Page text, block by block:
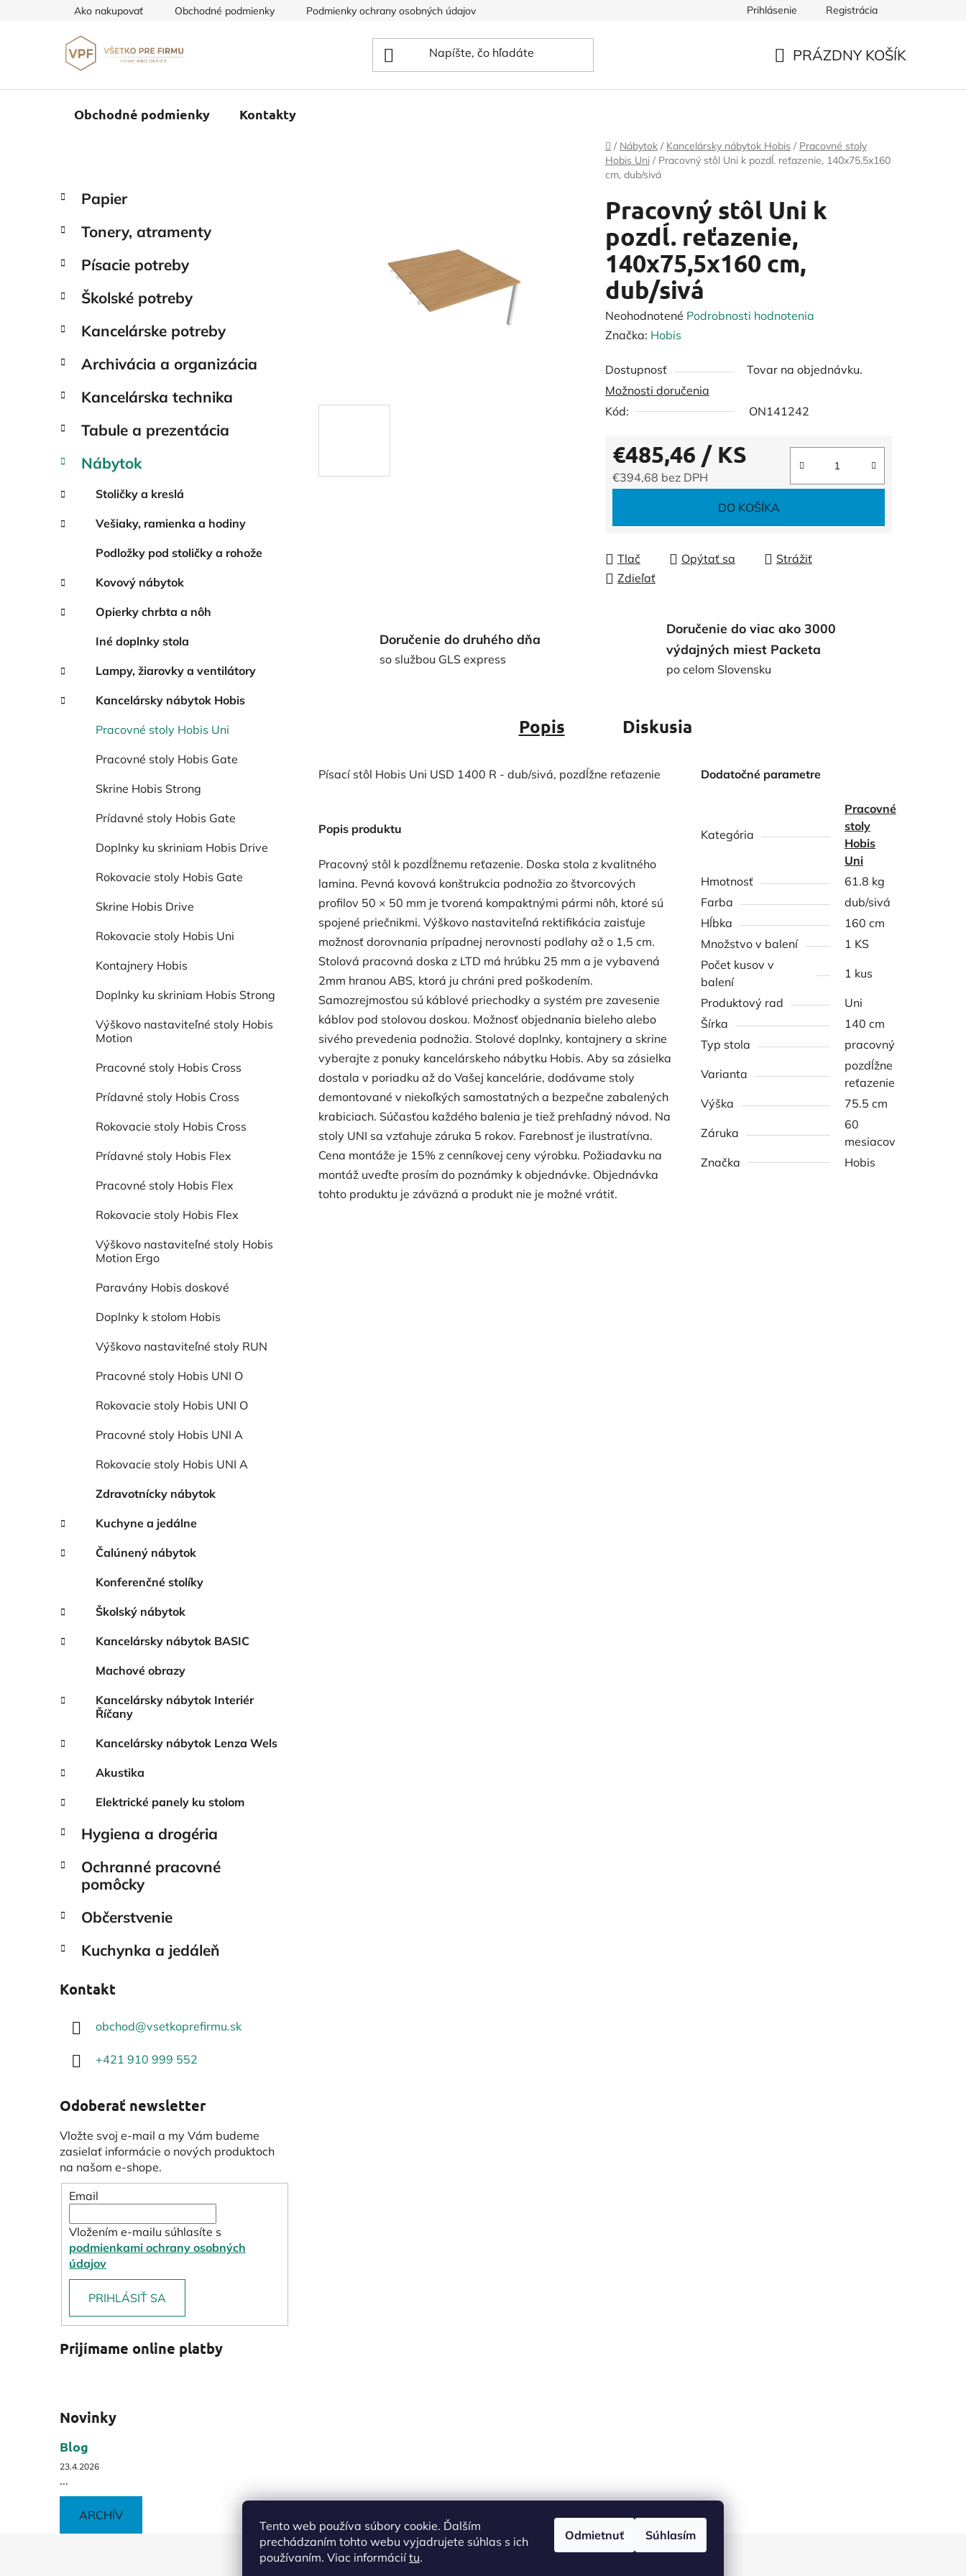
Tento web používa súbory cookie. Ďalším
prechádzaním tohto webu vyjadrujete súhlas s ich
používaním. Viac informáciítu.
Odmietnuť Súhlasím
Ako nakupovať Obchodné podmienky Podmienky ochrany osobných údajov Prihlásenie Registrácia
PRÁZDNY KOŠÍK
Obchodné podmienky Kontakty
Domov
/ Nábytok / Kancelársky nábytok Hobis / Pracovné stoly
Hobis Uni / Pracovný stôl Uni k pozdĺ. reťazenie, 140x75,5x160
cm, dub/sivá
B
č
ý
a
n
e
l
kategórie
K
a
e
ó
i
Papier
Tonery, atramenty
Písacie potreby
Školské potreby
Kancelárske potreby
Archivácia a organizácia
Kancelárska technika
Tabule a prezentácia
Nábytok
Stoličky a kreslá
Vešiaky, ramienka a hodiny
Podložky pod stoličky a rohože
Kovový nábytok
Opierky chrbta a nôh
Iné doplnky stola
Lampy, žiarovky a ventilátory
Kancelársky nábytok Hobis
Pracovné stoly Hobis Uni
Pracovné stoly Hobis Gate
Skrine Hobis Strong
Prídavné stoly Hobis Gate
Doplnky ku skriniam Hobis Drive
Rokovacie stoly Hobis Gate
Skrine Hobis Drive
Rokovacie stoly Hobis Uni
Kontajnery Hobis
Doplnky ku skriniam Hobis Strong
Výškovo nastaviteľné stoly Hobis
Motion
Pracovné stoly Hobis Cross
Prídavné stoly Hobis Cross
Rokovacie stoly Hobis Cross
Prídavné stoly Hobis Flex
Pracovné stoly Hobis Flex
Rokovacie stoly Hobis Flex
Výškovo nastaviteľné stoly Hobis
Motion Ergo
Paravány Hobis doskové
Doplnky k stolom Hobis
Výškovo nastaviteľné stoly RUN
Pracovné stoly Hobis UNI O
Rokovacie stoly Hobis UNI O
Pracovné stoly Hobis UNI A
Rokovacie stoly Hobis UNI A
Zdravotnícky nábytok
Kuchyne a jedálne
Čalúnený nábytok
Konferenčné stolíky
Školský nábytok
Kancelársky nábytok BASIC
Machové obrazy
Kancelársky nábytok Interiér
Říčany
Kancelársky nábytok Lenza Wels
Akustika
Elektrické panely ku stolom
Hygiena a drogéria
Ochranné pracovné
pomôcky
Občerstvenie
Kuchynka a jedáleň
Kontakt
obchod@vsetkoprefirmu.sk
+421 910 999 552
Odoberať newsletter
Vložte svoj e-mail a my Vám budeme
zasielať informácie o nových produktoch
na našom e-shope.
Email
Vložením e-mailu súhlasíte s
podmienkami ochrany osobných
údajov
PRIHLÁSIŤ SA
Prijímame online platby
Novinky
Blog
23.4.2026
...
ARCHÍV
Pracovný stôl Uni k
pozdĺ. reťazenie,
140x75,5x160 cm,
dub/sivá
Priemerné
hodnotenie
je
0,0
z
hviezdičiek.
Neohodnotené Podrobnosti hodnotenia
Značka: Hobis
Dostupnosť
Tovar na objednávku.
Možnosti doručenia
Kód:
ON141242
€485,46 / KS
€394,68 bez DPH
DO KOŠÍKA
Tlač Opýtať sa
Strážiť
Zdieľať
Doručenie do druhého dňa
so službou GLS express
Doručenie do viac ako 3000
výdajných miest Packeta
po celom Slovensku
Popis Diskusia
Písací stôl Hobis Uni USD 1400 R - dub/sivá, pozdĺžne reťazenie
Popis produktu
Pracovný stôl k pozdĺžnemu reťazenie. Doska stola z kvalitného
lamina. Pevná kovová konštrukcia podnožia zo štvorcových
profilov 50 × 50 mm je tvorená kompaktnými pármi nôh, ktoré sú
spojené priečnikmi. Výškovo nastaviteľná rektifikácia zaisťuje
možnosť dorovnania prípadnej nerovnosti podlahy až o 1,5 cm.
Stolová pracovná doska z LTD má hrúbku 25 mm a je vybavená
2mm hranou ABS, ktorá ju chráni pred poškodením.
Samozrejmosťou sú káblové priechodky a systém pre zavesenie
káblov pod stolovou doskou. Možnosť objednania bieleho alebo
sivého prevedenia podnožia. Stolové doplnky, kontajnery a skrine
vyberajte z ponuky kancelárskeho nábytku Hobis. Aby sa zásielka
dostala v poriadku až do Vašej kancelárie, dodávame stoly
demontované v niekoľkých samostatných a bezpečne zabalených
krabiciach. Súčasťou každého balenia je tiež prehľadný návod. Na
stoly UNI sa vzťahuje záruka 5 rokov. Farebnosť je ilustratívna.
Cena montáže je 15% z cenníkovej ceny výrobku. Požiadavku na
montáž uveďte prosím do poznámky k objednávke. Objednávka
tohto produktu je záväzná a produkt nie je možné vrátiť.
Dodatočné parametre
Kategória
Pracovné
stoly
Hobis
Uni
Hmotnosť
61.8 kg
Farba
dub/sivá
Hĺbka
160 cm
Množstvo v balení
1 KS
Počet kusov v
balení
1 kus
Produktový rad
Uni
Šírka
140 cm
Typ stola
pracovný
Varianta
pozdĺžne
reťazenie
Výška
75.5 cm
Záruka
60
mesiacov
Značka
Hobis